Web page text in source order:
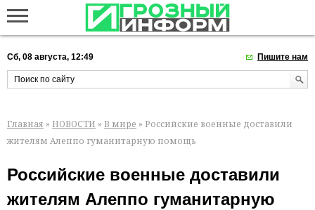
Сб, 08 августа, 12:49 Пишите нам
Главная » НОВОСТИ » В мире » Российские военные доставили
жителям Алеппо гуманитарную помощь
Российские военные доставили
жителям Алеппо гуманитарную